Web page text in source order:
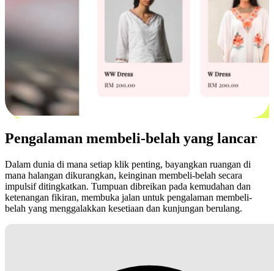
Pengalaman membeli-belah yang lancar
Dalam dunia di mana setiap klik penting, bayangkan ruangan di
mana halangan dikurangkan, keinginan membeli-belah secara
impulsif ditingkatkan. Tumpuan dibreikan pada kemudahan dan
ketenangan fikiran, membuka jalan untuk pengalaman membeli-
belah yang menggalakkan kesetiaan dan kunjungan berulang.